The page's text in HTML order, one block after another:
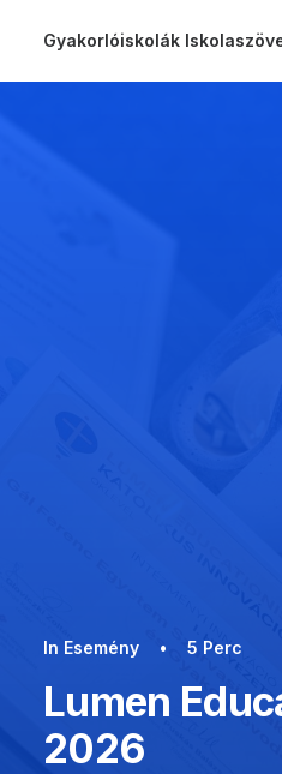
Gyakorlóiskolák
In Esemény • 5 Perc
Lumen
2026